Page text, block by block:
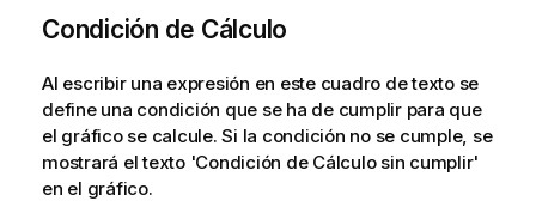
Condición de Cálculo
Al escribir una expresión en este cuadro de texto se
define una condición que se ha de cumplir para que
el gráfico se calcule. Si la condición no se cumple, se
mostrará el texto 'Condición de Cálculo sin cumplir'
en el gráfico.